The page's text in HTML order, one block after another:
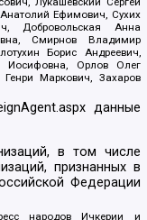
Ефимович, Сухих
Добровольская Анна
Смирнов Владимир
Борис Андреевич,
Иосифовна, Орлов Олег
Маркович, Захаров
данные
в том числе
признанных в
Федерации
народов Ичкерии и